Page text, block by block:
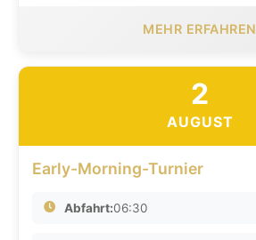
MEHR ERFAHREN
2
AUGUST
Early-Morning-Turnier
Abfahrt:06:30